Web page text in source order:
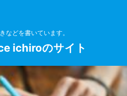
などを書いています。
ichiroのサイト